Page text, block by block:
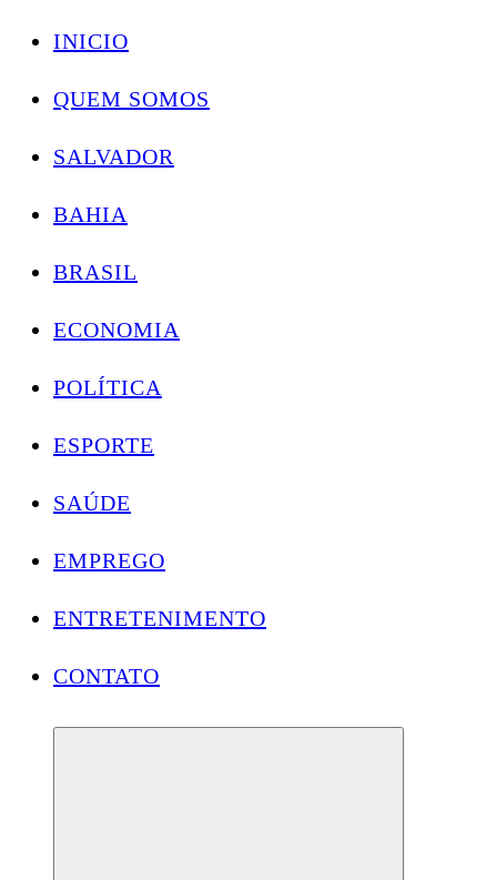
INICIO
QUEM SOMOS
SALVADOR
BAHIA
BRASIL
ECONOMIA
POLÍTICA
ESPORTE
SAÚDE
EMPREGO
ENTRETENIMENTO
CONTATO